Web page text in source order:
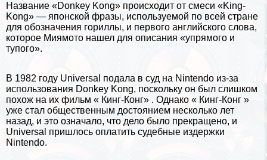
Название «Donkey Kong» происходит от смеси «King-
Kong» — японской фразы, используемой по всей стране
для обозначения гориллы, и первого английского слова,
которое Миямото нашел для описания «упрямого и
тупого».
В 1982 году Universal подала в суд на Nintendo из-за
использования Donkey Kong, поскольку он был слишком
похож на их фильм « Кинг-Конг» . Однако « Кинг-Конг »
уже стал общественным достоянием несколько лет
назад, и это означало, что дело было прекращено, и
Universal пришлось оплатить судебные издержки
Nintendo.